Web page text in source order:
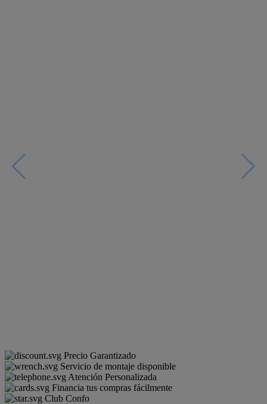
Precio Garantizado
Servicio de montaje disponible
Atención Personalizada
Financia tus compras fácilmente
Club Confo